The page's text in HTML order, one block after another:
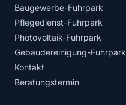
Baugewerbe-Fuhrpark
Pflegedienst-Fuhrpark
Photovoltaik-Fuhrpark
Gebäudereinigung-Fuhrpark
Kontakt
Beratungstermin